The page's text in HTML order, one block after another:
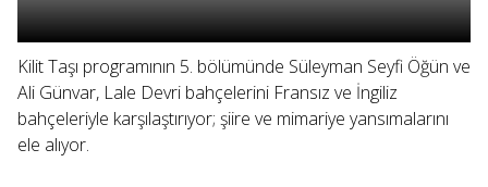
Kilit Taşı programının 5. bölümünde Süleyman Seyfi Öğün ve
Ali Günvar, Lale Devri bahçelerini Fransız ve İngiliz
bahçeleriyle karşılaştırıyor; şiire ve mimariye yansımalarını
ele alıyor.